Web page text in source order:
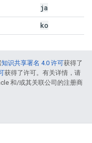
ja
ko
知识共享署名 4.0 许可获得了
获得了许可。有关详情，请
和/或其关联公司的注册商